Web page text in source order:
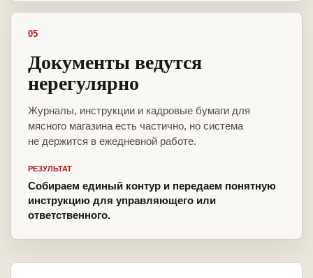
05
Документы ведутся
нерегулярно
Журналы, инструкции и кадровые бумаги для
мясного магазина есть частично, но система
не держится в ежедневной работе.
РЕЗУЛЬТАТ
Собираем единый контур и передаем понятную
инструкцию для управляющего или
ответственного.